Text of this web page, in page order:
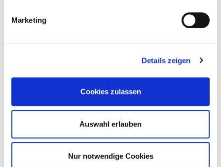
Marketing
Details zeigen
Cookies zulassen
Auswahl erlauben
Nur notwendige Cookies
Finde deinen Stil
Styling